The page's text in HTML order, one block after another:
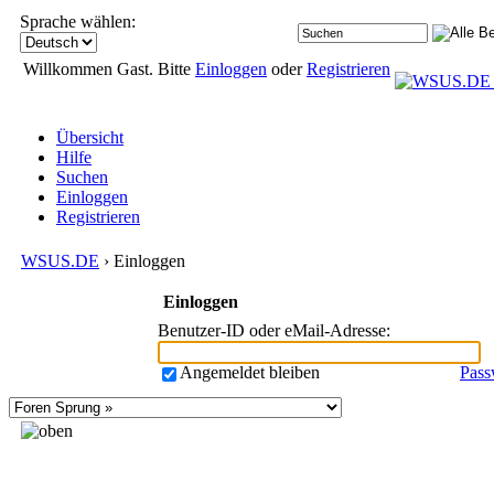
Sprache wählen:
Willkommen Gast. Bitte Einloggen oderRegistrieren
Übersicht
Hilfe
Suchen
Einloggen
Registrieren
WSUS.DE › Einloggen
Einloggen
Benutzer-ID oder eMail-Adresse:
Angemeldet bleiben